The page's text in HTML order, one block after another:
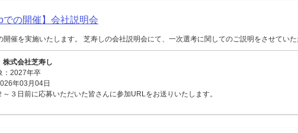
での開催】会社説明会
開催を実施いたします。 芝寿しの会社説明会にて、一次選考に関してのご説明をさせていた
株式会社芝寿し
：2027年卒
年03月04日
～３日前に応募いただいた皆さんに参加URLをお送りいたします。